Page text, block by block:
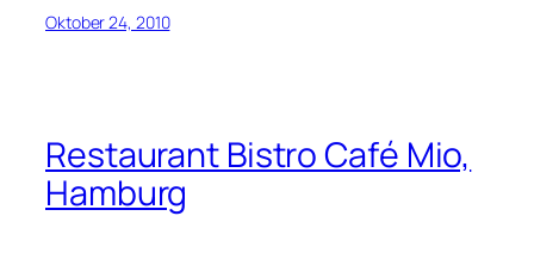
Oktober 24, 2010
Restaurant Bistro Café Mio,
Hamburg